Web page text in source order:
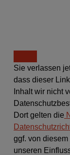
Sie verlassen
dass dieser
Inhalt wir nicht
Dort gelten die
ggf. von
unseren